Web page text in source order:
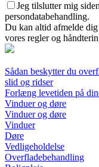
Jeg tilslutter mig
persondatabehandling.
Du kan altid afmelde
vores regler og
Sådan beskytter du
slid og ridser
Forlæng levetiden på
Vinduer og døre
Vinduer og døre
Vinduer
Døre
Vedligeholdelse
Overfladebehandling